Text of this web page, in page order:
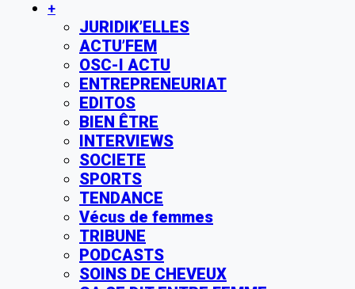
+
JURIDIK’ELLES
ACTU’FEM
OSC-I ACTU
ENTREPRENEURIAT
EDITOS
BIEN ÊTRE
INTERVIEWS
SOCIETE
SPORTS
TENDANCE
Vécus de femmes
TRIBUNE
PODCASTS
SOINS DE CHEVEUX